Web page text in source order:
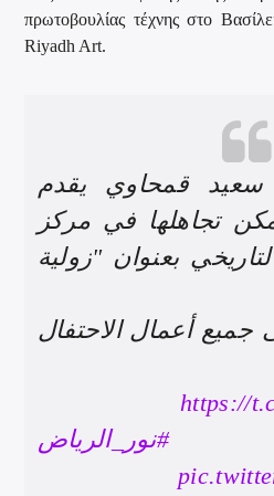
πρωτοβουλίας τέχνης στο
Riyadh Art.
سعيد قمحاوي يقدم
تجاهلها في مركز
بعنوان "زولية
جميع أعمال الاحتفال
https://
#نور_الرياض